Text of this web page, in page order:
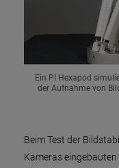
Ein PI Hexapod
der Aufnahme von
Beim Test der
Kameras